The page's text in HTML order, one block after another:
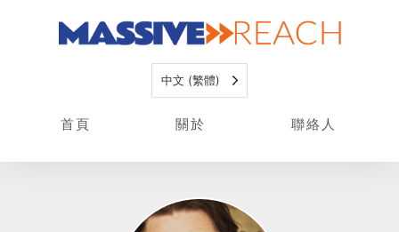
中文 (繁體)
首頁 關於 聯絡人